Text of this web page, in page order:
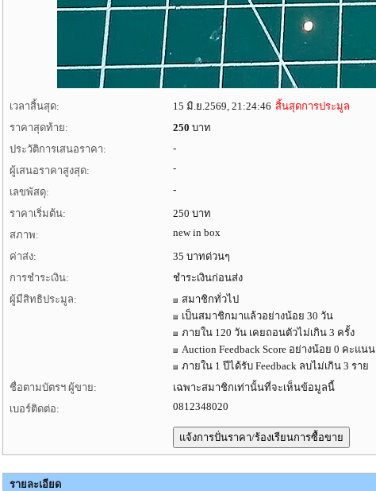
เวลาสิ้นสุด: 15 มิ.ย.2569, 21:24:46 สิ้นสุดการประมูล
ราคาสุดท้าย:
250 บาท
ประวัติการเสนอราคา:
-
ผู้เสนอราคาสูงสุด:
-
เลขพัสดุ:
-
ราคาเริ่มต้น:
250 บาท
สภาพ:
new in box
ค่าส่ง:
35 บาทด่วนๆ
การชำระเงิน:
ชำระเงินก่อนส่ง
ผู้มีสิทธิประมูล:
สมาชิกทั่วไป
เป็นสมาชิกมาแล้วอย่างน้อย 30 วัน
ภายใน 120 วัน เคยถอนตัวไม่เกิน 3 ครั้ง
Auction Feedback Score อย่างน้อย 0 คะแนน
ภายใน 1 ปีได้รับ Feedback ลบไม่เกิน 3 ราย
ชื่อตามบัตรฯ ผู้ขาย:
เฉพาะสมาชิกเท่านั้นที่จะเห็นข้อมูลนี้
เบอร์ติดต่อ:
0812348020
รายละเอียด